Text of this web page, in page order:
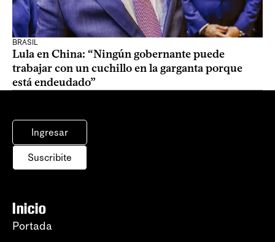
BRASIL
Lula en China: “Ningún gobernante puede
trabajar con un cuchillo en la garganta porque
está endeudado”
Ingresar
Suscribite
Inicio
Portada